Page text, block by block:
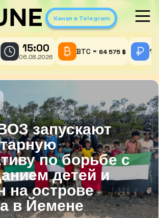
Канал в Telegram
15:00
06.08.2026
BTC = 64 575 $ 1
запускают
по борьбе с
детей и
на острове
в Йемене